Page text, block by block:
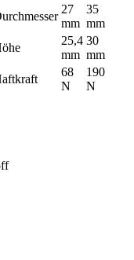
27
mm
35
mm
25,4
mm
30
mm
68
N
190
N